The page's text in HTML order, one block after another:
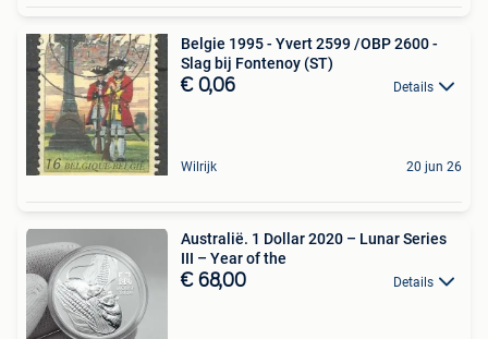
Belgie 1995 - Yvert 2599 /OBP 2600 -
Slag bij Fontenoy (ST)
€ 0,06 Details
Wilrijk 20 jun 26
Australië. 1 Dollar 2020 – Lunar Series
III – Year of the
€ 68,00 Details